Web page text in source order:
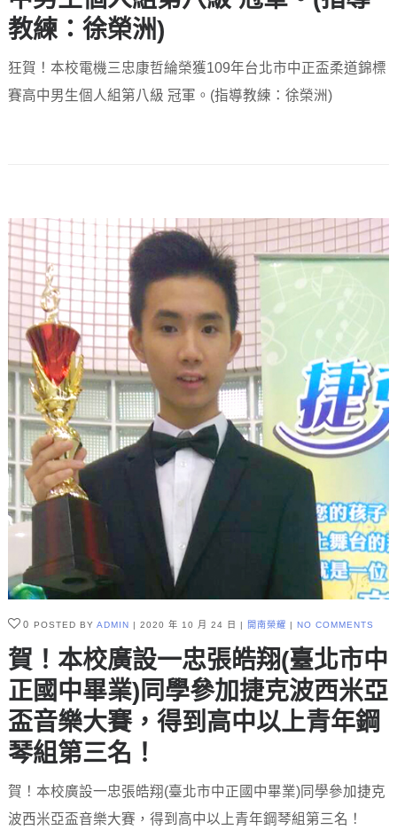
教練：徐榮洲)
狂賀！本校電機三忠康哲綸榮獲109年台北市中正盃柔道錦標
賽高中男生個人組第八級 冠軍。(指導教練：徐榮洲)
0 POSTED BY ADMIN 2020 年 10 月 24 日 開南榮耀 NO COMMENTS
賀！本校廣設一忠張皓翔(臺北市中
正國中畢業)同學參加捷克波西米亞
盃音樂大賽，得到高中以上青年鋼
琴組第三名！
賀！本校廣設一忠張皓翔(臺北市中正國中畢業)同學參加捷克
波西米亞盃音樂大賽，得到高中以上青年鋼琴組第三名！